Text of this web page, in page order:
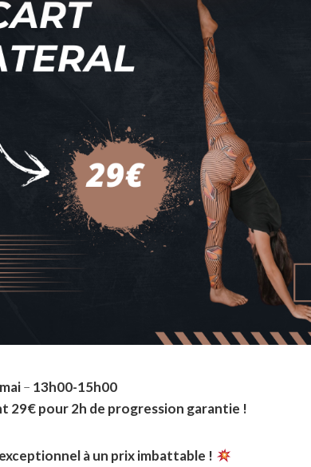
– 13h00-15h00
29€ pour 2h de progression garantie !
à un prix imbattable !